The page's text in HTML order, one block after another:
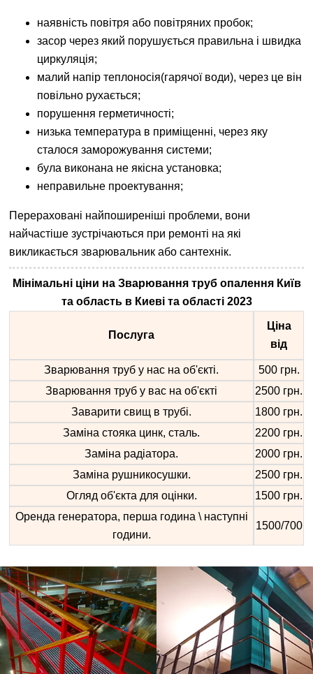
наявність повітря або повітряних пробок;
засор через який порушується правильна і швидка
циркуляція;
малий напір теплоносія(гарячої води), через це він
повільно рухається;
порушення герметичності;
низька температура в приміщенні, через яку
сталося заморожування системи;
була виконана не якісна установка;
неправильне проектування;
Перераховані найпоширеніші проблеми, вони
найчастіше зустрічаються при ремонті на які
викликається зварювальник або сантехнік.
Мінімальні ціни на Зварювання труб опалення Київ
та область в Киеві та області 2023
Послуга
Ціна
від
Зварювання труб у нас на об'єкті.
500 грн.
Зварювання труб у вас на об'єкті
2500 грн.
Заварити свищ в трубі.
1800 грн.
Заміна стояка цинк, сталь.
2200 грн.
Заміна радіатора.
2000 грн.
Заміна рушникосушки.
2500 грн.
Огляд об'єкта для оцінки.
1500 грн.
Оренда генератора, перша година \ наступні
години.
1500/700